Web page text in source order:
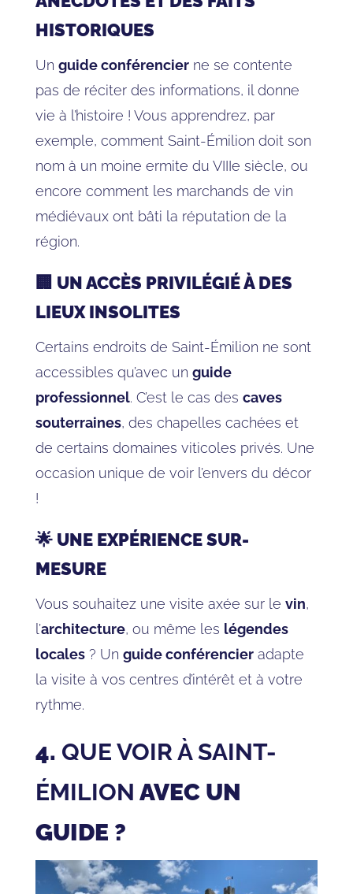
HISTORIQUES
Un guide conférencierne se contente
pas de réciter des informations, il donne
vie à l’histoire ! Vous apprendrez, par
exemple, comment Saint-Émilion doit son
nom à un moine ermite du VIIIe siècle, ou
encore comment les marchands de vin
médiévaux ont bâti la réputation de la
région.
🏢 UN ACCÈS PRIVILÉGIÉ À DES
LIEUX INSOLITES
Certains endroits de Saint-Émilion ne sont
accessibles qu’avec un guide
professionnel. C’est le cas des caves
souterraines, des chapelles cachées et
de certains domaines viticoles privés. Une
occasion unique de voir l’envers du décor
!
🌟 UNE EXPÉRIENCE SUR-
MESURE
Vous souhaitez une visite axée sur le vin,
l’architecture, ou même les légendes
locales? Un guide conférencieradapte
la visite à vos centres d’intérêt et à votre
rythme.
4. QUE VOIR À SAINT-
ÉMILION AVEC UN
GUIDE ?